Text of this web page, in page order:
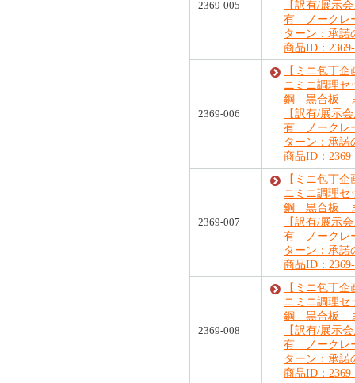
2369-005
【訳有/展示
有 ノークレ
ターン：承諾
商品ID：
2369-006
【ミニ包丁
ニミニ調理
鋼 黒合板
【訳有/展示
有 ノークレ
ターン：承諾
商品ID：
2369-007
【ミニ包丁
ニミニ調理
鋼 黒合板
【訳有/展示
有 ノークレ
ターン：承諾
商品ID：
2369-008
【ミニ包丁
ニミニ調理
鋼 黒合板
【訳有/展示
有 ノークレ
ターン：承諾
商品ID：